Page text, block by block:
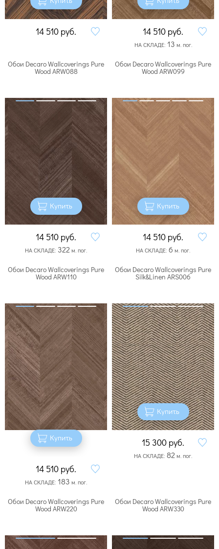
14 510 руб. 14 510 руб.
НА СКЛАДЕ: 13 м. пог.
Обои Decaro Wallcoverings Pure
Wood ARW088
Купить
14 510 руб.
НА СКЛАДЕ: 322 м. пог.
Обои Decaro Wallcoverings Pure
Wood ARW099
Купить
14 510 руб.
НА СКЛАДЕ: 6 м. пог.
Обои Decaro Wallcoverings Pure
Wood ARW110
Купить
14 510 руб.
НА СКЛАДЕ: 183 м. пог.
Обои Decaro Wallcoverings Pure
Silk&Linen ARS006
Купить
15 300 руб.
НА СКЛАДЕ: 82м. пог.
Обои Decaro Wallcoverings Pure
Wood ARW220
Обои Decaro Wallcoverings Pure
Wood ARW330